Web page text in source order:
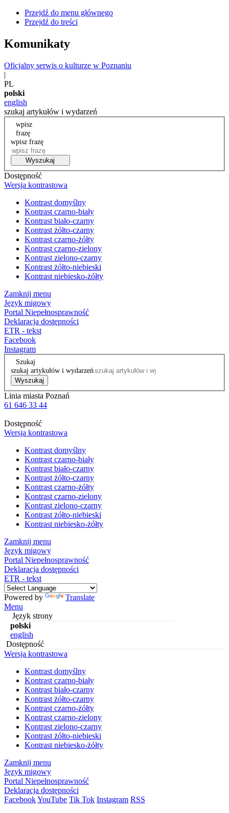
Przejdź do menu głównego
Przejdź do treści
Komunikaty
Oficjalny serwis o kulturze w Poznaniu
|
PL
polski
english
szukaj artykułów i wydarzeń
wpisz
frazę
wpisz frazę
Wyszukaj
Dostępność
Wersja kontrastowa
Kontrast domyślny
Kontrast czarno-biały
Kontrast biało-czarny
Kontrast żółto-czarny
Kontrast czarno-żółty
Kontrast czarno-zielony
Kontrast zielono-czarny
Kontrast żółto-niebieski
Kontrast niebiesko-żółty
Zamknij menu
Język migowy
Portal Niepełnosprawność
Deklaracja dostępności
ETR - tekst
Facebook
Instagram
Szukaj
szukaj artykułów i wydarzeń
Wyszukaj
Linia miasta Poznań
61 646 33 44
Dostępność
Wersja kontrastowa
Kontrast domyślny
Kontrast czarno-biały
Kontrast biało-czarny
Kontrast żółto-czarny
Kontrast czarno-żółty
Kontrast czarno-zielony
Kontrast zielono-czarny
Kontrast żółto-niebieski
Kontrast niebiesko-żółty
Zamknij menu
Język migowy
Portal Niepełnosprawność
Deklaracja dostępności
ETR - tekst
Powered by
Translate
Menu
Język strony
polski
english
Dostępność
Wersja kontrastowa
Kontrast domyślny
Kontrast czarno-biały
Kontrast biało-czarny
Kontrast żółto-czarny
Kontrast czarno-żółty
Kontrast czarno-zielony
Kontrast zielono-czarny
Kontrast żółto-niebieski
Kontrast niebiesko-żółty
Zamknij menu
Język migowy
Portal Niepełnosprawność
Deklaracja dostępności
FacebookYouTube Tik Tok Instagram RSS